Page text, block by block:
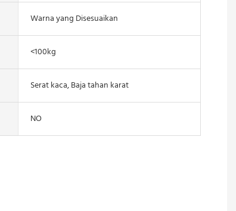
Warna yang Disesuaikan
<100kg
Serat kaca, Baja tahan karat
NO